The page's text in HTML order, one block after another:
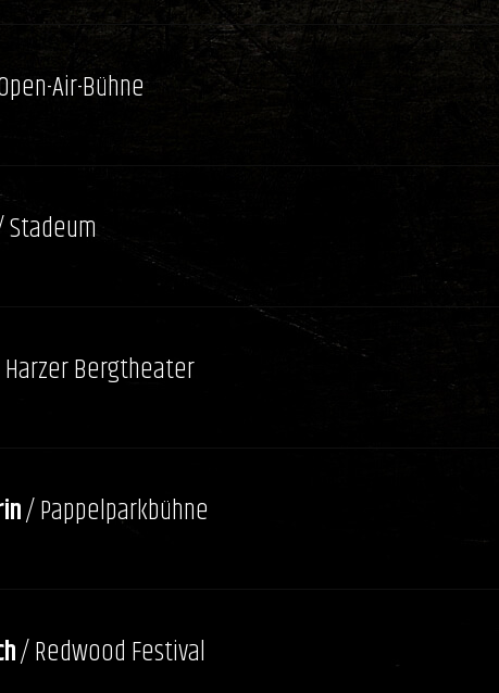
Air-Bühne
Bergtheater
/ Pappelparkbühne
/ Redwood Festival